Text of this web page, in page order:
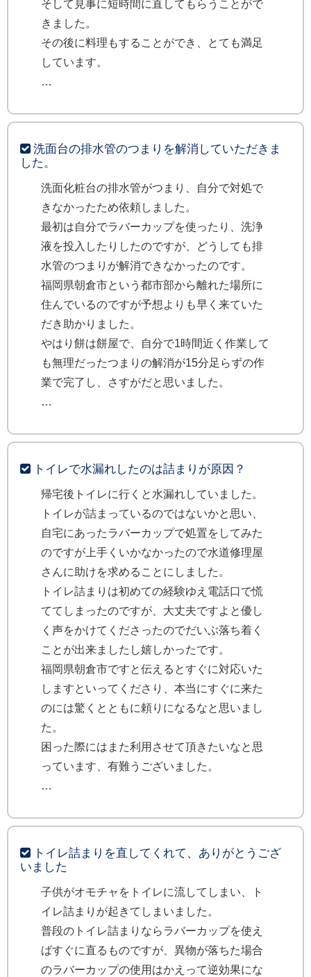
そして見事に短時間に直してもらうことがで
きました。
その後に料理もすることができ、とても満足
しています。
洗面台の排水管のつまりを解消していただきま
した。
洗面化粧台の排水管がつまり、自分で対処で
きなかったため依頼しました。
最初は自分でラバーカップを使ったり、洗浄
液を投入したりしたのですが、どうしても排
水管のつまりが解消できなかったのです。
福岡県朝倉市という都市部から離れた場所に
住んでいるのですが予想よりも早く来ていた
だき助かりました。
やはり餅は餅屋で、自分で1時間近く作業して
も無理だったつまりの解消が15分足らずの作
業で完了し、さすがだと思いました。
トイレで水漏れしたのは詰まりが原因？
帰宅後トイレに行くと水漏れしていました。
トイレが詰まっているのではないかと思い、
自宅にあったラバーカップで処置をしてみた
のですが上手くいかなかったので水道修理屋
さんに助けを求めることにしました。
トイレ詰まりは初めての経験ゆえ電話口で慌
ててしまったのですが、大丈夫ですよと優し
く声をかけてくださったのでだいぶ落ち着く
ことが出来ましたし嬉しかったです。
福岡県朝倉市ですと伝えるとすぐに対応いた
しますといってくださり、本当にすぐに来た
のには驚くとともに頼りになるなと思いまし
た。
困った際にはまた利用させて頂きたいなと思
っています、有難うございました。
トイレ詰まりを直してくれて、ありがとうござ
いました
子供がオモチャをトイレに流してしまい、ト
イレ詰まりが起きてしまいました。
普段のトイレ詰まりならラバーカップを使え
ばすぐに直るものですが、異物が落ちた場合
のラバーカップの使用はかえって逆効果にな